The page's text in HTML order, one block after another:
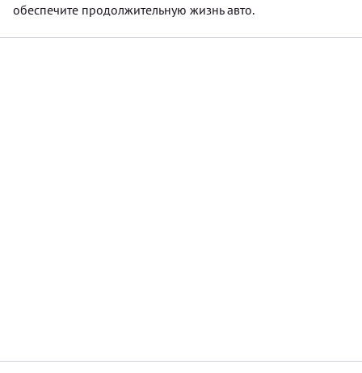
обеспечите продолжительную жизнь авто.